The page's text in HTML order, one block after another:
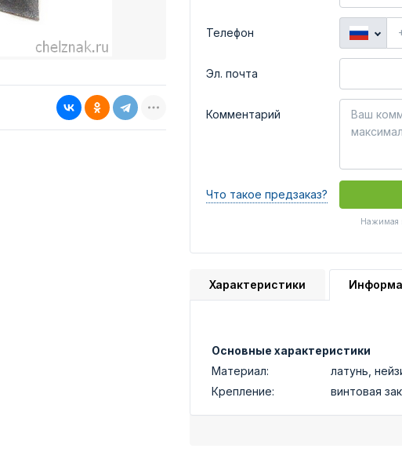
Телефон
Эл. почта
Комментарий
Что такое предзаказ?
Нажимая
Характеристики
Основные характеристики
Материал:
латунь,
Крепление:
винтовая